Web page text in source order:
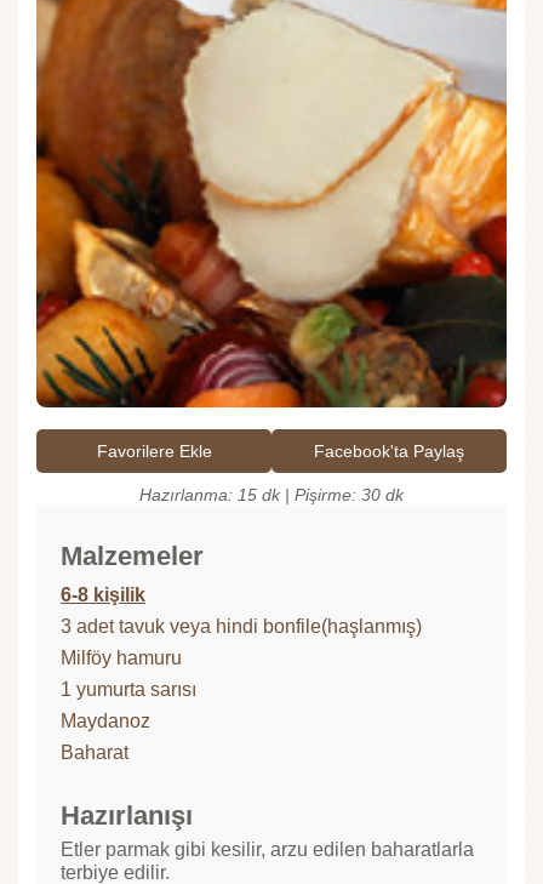
Favorilere Ekle Facebook'ta Paylaş
Hazırlanma: 15 dk | Pişirme: 30 dk
Malzemeler
6-8 kişilik
3 adet tavuk veya hindi bonfile(haşlanmış)
Milföy hamuru
1 yumurta sarısı
Maydanoz
Baharat
Hazırlanışı
Etler parmak gibi kesilir, arzu edilen baharatlarla
terbiye edilir.